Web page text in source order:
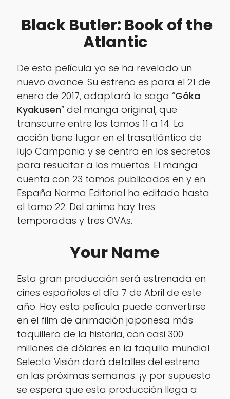
Black Butler: Book of the
Atlantic
De esta película ya se ha revelado un
nuevo avance. Su estreno es para el 21 de
enero de 2017, adaptará la saga “Gôka
Kyakusen” del manga original, que
transcurre entre los tomos 11 a 14. La
acción tiene lugar en el trasatlántico de
lujo Campania y se centra en los secretos
para resucitar a los muertos. El manga
cuenta con 23 tomos publicados en y en
España Norma Editorial ha editado hasta
el tomo 22. Del anime hay tres
temporadas y tres OVAs.
Your Name
Esta gran producción será estrenada en
cines españoles el día 7 de Abril de este
año. Hoy esta película puede convertirse
en el film de animación japonesa más
taquillero de la historia, con casi 300
millones de dólares en la taquilla mundial.
Selecta Visión dará detalles del estreno
en las próximas semanas. ¡y por supuesto
se espera que esta producción llega a